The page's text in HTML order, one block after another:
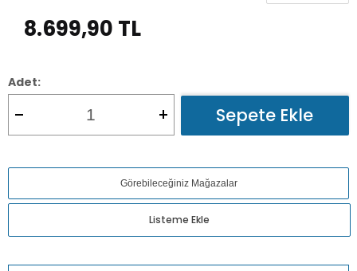
8.699,90 TL
Adet:
Sepete Ekle
Görebileceğiniz Mağazalar
Listeme Ekle